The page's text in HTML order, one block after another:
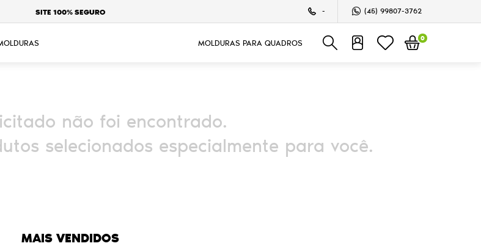
SITE 100% SEGURO - (45) 99807-3762
MOLDURAS PARA QUADROS 0
não foi encontrado.
selecionados especialmente para você.
MAIS VENDIDOS